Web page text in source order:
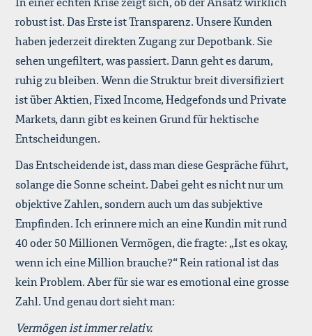
robust ist. Das Erste ist Transparenz. Unsere Kunden
haben jederzeit direkten Zugang zur Depotbank. Sie
sehen ungefiltert, was passiert. Dann geht es darum,
ruhig zu bleiben. Wenn die Struktur breit diversifiziert
ist über Aktien, Fixed Income, Hedgefonds und Private
Markets, dann gibt es keinen Grund für hektische
Entscheidungen.
Das Entscheidende ist, dass man diese Gespräche führt,
solange die Sonne scheint. Dabei geht es nicht nur um
objektive Zahlen, sondern auch um das subjektive
Empfinden. Ich erinnere mich an eine Kundin mit rund
40 oder 50 Millionen Vermögen, die fragte: „Ist es okay,
wenn ich eine Million brauche?“ Rein rational ist das
kein Problem. Aber für sie war es emotional eine grosse
Zahl. Und genau dort sieht man:
Vermögen ist immer relativ.